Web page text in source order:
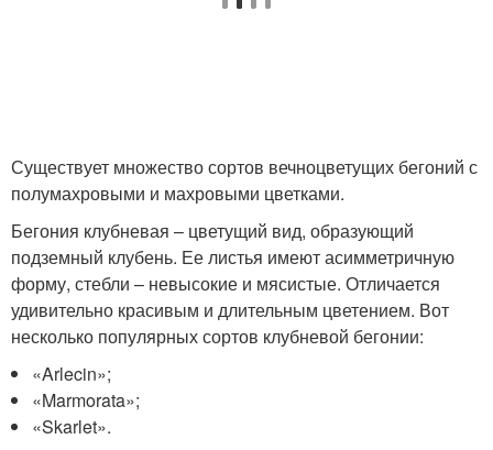
Существует множество сортов вечноцветущих бегоний с
полумахровыми и махровыми цветками.
Бегония клубневая – цветущий вид, образующий
подземный клубень. Ее листья имеют асимметричную
форму, стебли – невысокие и мясистые. Отличается
удивительно красивым и длительным цветением. Вот
несколько популярных сортов клубневой бегонии:
«Arlecin»;
«Marmorata»;
«Skarlet».